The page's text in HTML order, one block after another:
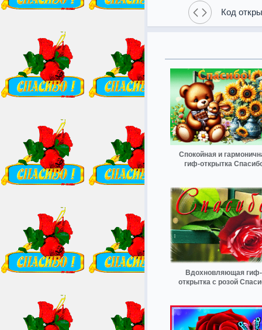
Код
Спокойная и
гиф-открытка
Вдохновляющая гиф-
открытка с розой